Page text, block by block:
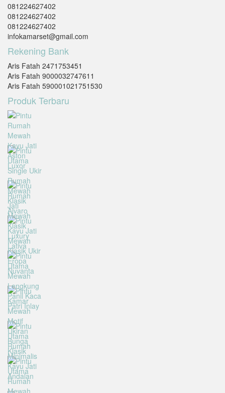
081224627402
081224627402
081224627402
infokamarset@gmail.com
Rekening Bank
Aris Fatah 2471753451
Aris Fatah 9000032747611
Aris Fatah 590001021751530
Produk Terbaru